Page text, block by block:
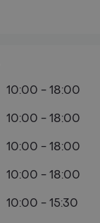
10:00 - 18:00
10:00 - 18:00
10:00 - 18:00
10:00 - 18:00
10:00 - 15:30